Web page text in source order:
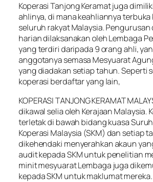
Koperasi Tanjong Keramat juga
ahlinya, di mana keahliannya terbuka
seluruh rakyat Malaysia. Pengurusan
harian dilaksanakan oleh Lembaga
yang terdiri daripada 9 orang ahli,
anggotanya semasa Mesyuarat
yang diadakan setiap tahun. Seperti
koperasi berdaftar yang lain,
KOPERASI TANJONG KERAMAT
dikawal selia oleh Kerajaan Malaysia.
terletak di bawah bidang kuasa
Koperasi Malaysia (SKM) dan setiap
dikehendaki menyerahkan akaun
audit kepada SKM untuk penelitian
minit mesyuarat Lembaga juga
kepada SKM untuk maklumat mereka.